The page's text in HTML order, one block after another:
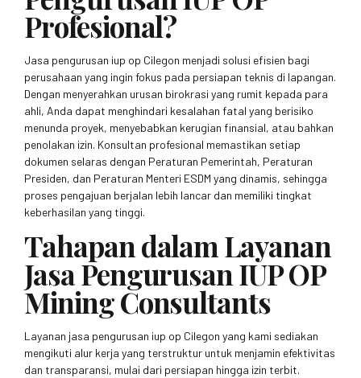
Profesional?
Jasa pengurusan iup op Cilegon menjadi solusi efisien bagi
perusahaan yang ingin fokus pada persiapan teknis di lapangan.
Dengan menyerahkan urusan birokrasi yang rumit kepada para
ahli, Anda dapat menghindari kesalahan fatal yang berisiko
menunda proyek, menyebabkan kerugian finansial, atau bahkan
penolakan izin. Konsultan profesional memastikan setiap
dokumen selaras dengan Peraturan Pemerintah, Peraturan
Presiden, dan Peraturan Menteri ESDM yang dinamis, sehingga
proses pengajuan berjalan lebih lancar dan memiliki tingkat
keberhasilan yang tinggi.
Tahapan dalam Layanan
Jasa Pengurusan IUP OP
Mining Consultants
Layanan jasa pengurusan iup op Cilegon yang kami sediakan
mengikuti alur kerja yang terstruktur untuk menjamin efektivitas
dan transparansi, mulai dari persiapan hingga izin terbit.